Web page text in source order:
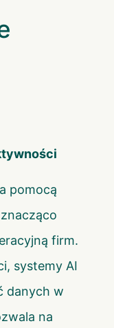
pomocą
firm.
systemy AI
danych w
na